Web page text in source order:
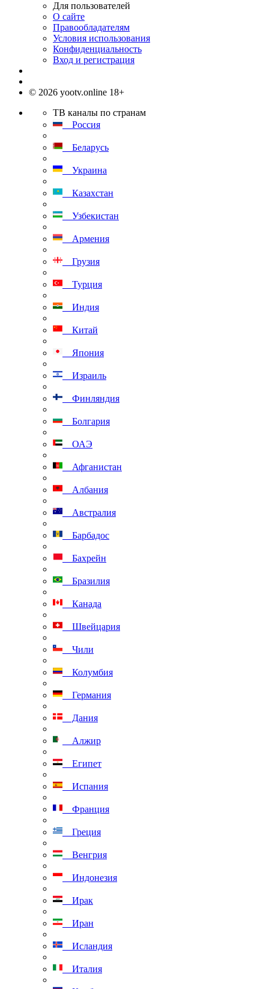
Для пользователей
О сайте
Правообладателям
Условия использования
Конфиденциальность
Вход и регистрация
© 2026 yootv.online 18+
ТВ каналы по странам
Россия
Беларусь
Украина
Казахстан
Узбекистан
Армения
Грузия
Турция
Индия
Китай
Япония
Израиль
Финляндия
Болгария
ОАЭ
Афганистан
Албания
Австралия
Барбадос
Бахрейн
Бразилия
Канада
Швейцария
Чили
Колумбия
Германия
Дания
Алжир
Египет
Испания
Франция
Греция
Венгрия
Индонезия
Ирак
Иран
Исландия
Италия